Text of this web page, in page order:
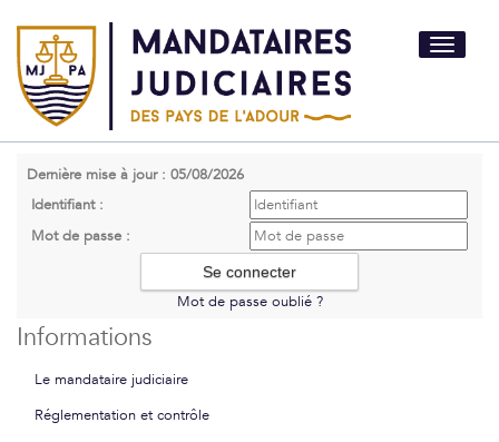
Toggle
Dernière mise à jour : 05/08/2026
Identifiant :
Mot de passe :
Mot de passe oublié ?
Informations
Le mandataire judiciaire
Réglementation et contrôle